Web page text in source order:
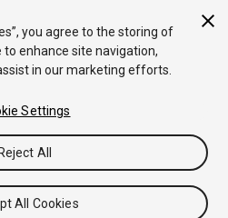
you agree to the storing of
to enhance site navigation,
in our marketing efforts.
Settings
Reject All
All Cookies